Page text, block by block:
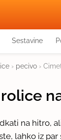
Sestavine
› pecivo ›
na hitro,
lahko iz